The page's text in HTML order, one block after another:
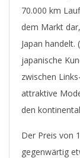
70.000 km
dem Markt
Japan handelt.
japanische
zwischen
attraktive
den
Der Preis von
gegenwärtig